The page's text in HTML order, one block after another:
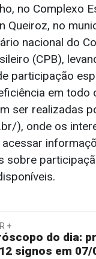
no Complexo
Queiroz, no
nacional do
(CPB),
participação
em todo
ser realizadas
), onde os
sobre
+
do dia:
signos em 07/